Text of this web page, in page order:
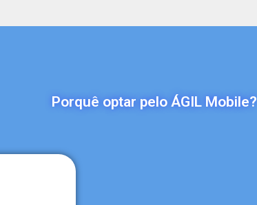
Porquê optar pelo ÁGIL Mobile?